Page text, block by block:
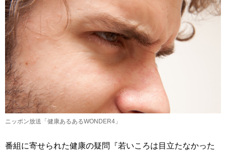
ニッポン放送「健康あるあるWONDER4」
番組に寄せられた健康の疑問『若いころは目立たなかった